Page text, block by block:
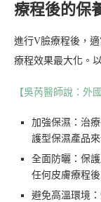
療程後的保
進行V臉療程後，
療程效果最大化。
【吳芮醫師說：外
加強保濕：治
護型保濕產品
全面防曬：保
任何皮膚療程後
避免高溫環境